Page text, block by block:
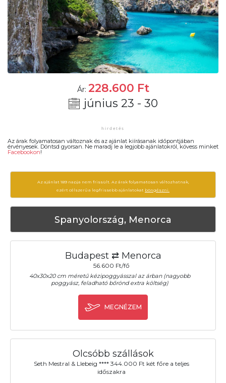
Ár: 228.600 Ft
június 23 - 30
Az árak folyamatosan változnak és az ajánlat kiírásanak időpontjában
érvényesek. Döntsd gyorsan. Ne maradj le a legjobb ajánlatokról, kövess minket
Facebookon!
Az ajánlat 189 napja nem frissült. Az árak folyamatosan változhatnak,
ezért célszerű a legfrissebb ajánlatokat böngészni.
Spanyolország, Menorca
Budapest ⇄ Menorca
56.600 Ft/fő
40x30x20 cm méretű kézipoggyásszal az árban (nagyobb
poggyász, feladható bőrönd extra költség)
MEGNÉZEM
Olcsóbb szállások
Seth Mestral & Llebeig **** 344.000 Ft két főre a teljes
időszakra